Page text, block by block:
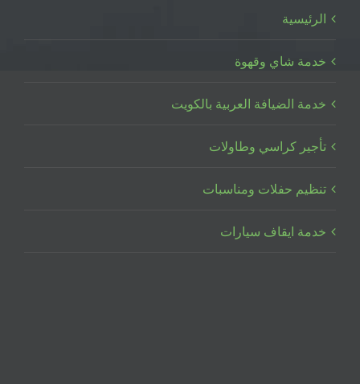
الرئيسية
خدمة شاي وقهوة
خدمة الضيافة العربية بالكويت
تأجير كراسي وطاولات
تنظيم حفلات ومناسبات
خدمة ايقاف سيارات